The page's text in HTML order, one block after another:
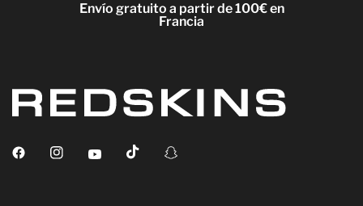
Envío gratuito a partir de 100€ en
Francia